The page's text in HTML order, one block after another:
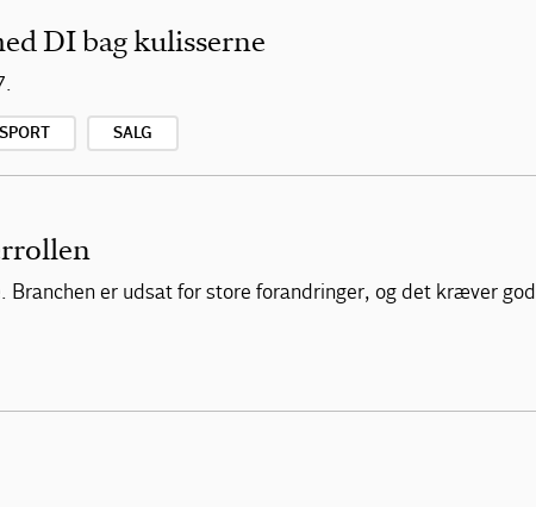
DI bag kulisserne
SALG
er udsat for store forandringer, og det kræver god